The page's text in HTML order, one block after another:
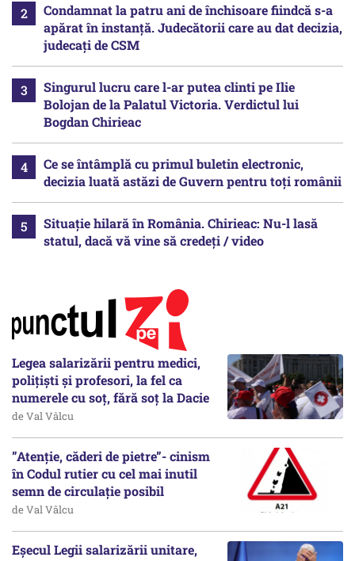
Condamnat la patru ani de închisoare fiindcă s-a
apărat în instanță. Judecătorii care au dat decizia,
judecați de CSM
Singurul lucru care l-ar putea clinti pe Ilie
Bolojan de la Palatul Victoria. Verdictul lui
Bogdan Chirieac
Ce se întâmplă cu primul buletin electronic,
decizia luată astăzi de Guvern pentru toți românii
Situație hilară în România. Chirieac: Nu-l lasă
statul, dacă vă vine să credeți / video
Legea salarizării pentru medici,
polițiști și profesori, la fel ca
numerele cu soț, fără soț la Dacie
de Val Vâlcu
”Atenție, căderi de pietre”- cinism
în Codul rutier cu cel mai inutil
semn de circulație posibil
de Val Vâlcu
Eșecul Legii salarizării unitare,